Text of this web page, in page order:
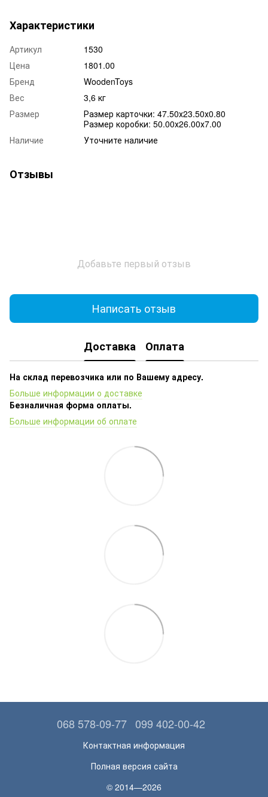
Характеристики
Артикул
1530
Цена
1801.00
Бренд
WoodenToys
Вес
3,6 кг
Размер
Размер карточки: 47.50х23.50х0.80
Размер коробки: 50.00х26.00х7.00
Наличие
Уточните наличие
Отзывы
Добавьте первый отзыв
Написать отзыв
Доставка Оплата
На склад перевозчика или по Вашему адресу.
Больше информации о доставке
Безналичная форма оплаты.
Больше информации об оплате
068 578-09-77 099 402-00-42
Контактная информация
Полная версия сайта
© 2014—2026